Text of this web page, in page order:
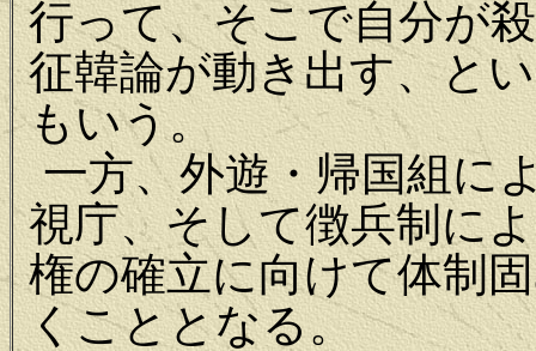
行って、そこで自分が
征韓論が動き出す、と
もいう。
一方、外遊・帰国組に
視庁、そして徴兵制に
権の確立に向けて体制
くこととなる。